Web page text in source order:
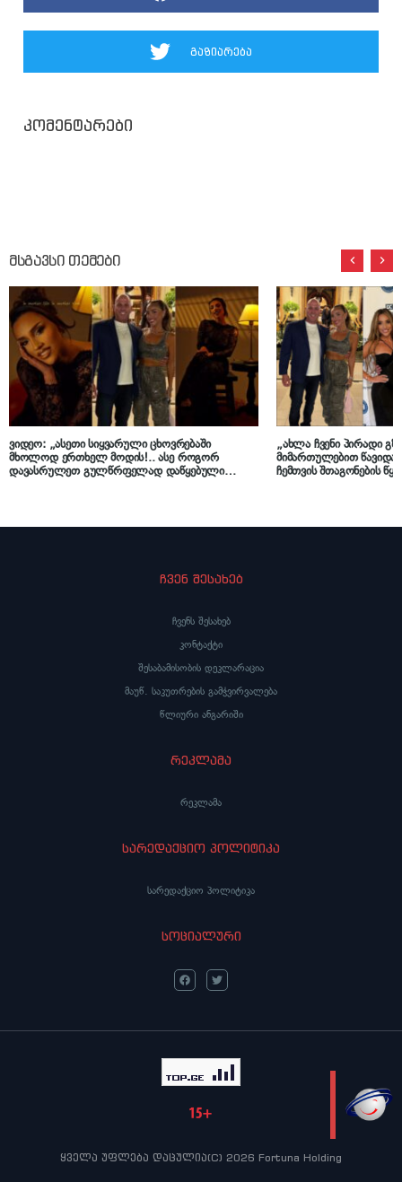
LIVE
გაზიარება
კომენტარები
მსგავსი თემები
ვიდეო: „ასეთი სიყვარული ცხოვრებაში
მხოლოდ ერთხელ მოდის!.. ასე როგორ
დავასრულეთ გულწრფელად დაწყებული
„ახლა ჩვენი პირადი
მიმართულებით წავიდა,
ჩემთვის შთაგონების
ჩვენ შესახებ
ჩვენს შესახებ
კონტაქტი
შესაბამისობის დეკლარაცია
მაუწ. საკუთრების გამჭვირვალება
წლიური ანგარიში
რეკლამა
რეკლამა
სარედაქციო პოლიტიკა
სარედაქციო პოლიტიკა
სოციალური
ყველა უფლება დაცულია(C) 2026 Fortuna Holding